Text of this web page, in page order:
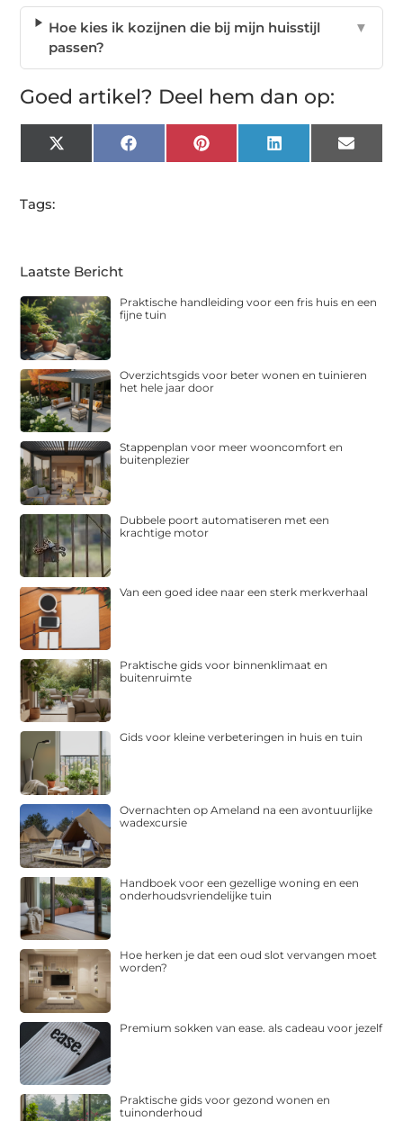
Hoe kies ik kozijnen die bij mijn huisstijl
passen?
▼
Goed artikel? Deel hem dan op:
X
(Twitter)
FacebookPinterest LinkedIn Email
Tags:
Laatste Bericht
Praktische handleiding voor een fris huis en een
fijne tuin
Overzichtsgids voor beter wonen en tuinieren
het hele jaar door
Stappenplan voor meer wooncomfort en
buitenplezier
Dubbele poort automatiseren met een
krachtige motor
Van een goed idee naar een sterk merkverhaal
Praktische gids voor binnenklimaat en
buitenruimte
Gids voor kleine verbeteringen in huis en tuin
Overnachten op Ameland na een avontuurlijke
wadexcursie
Handboek voor een gezellige woning en een
onderhoudsvriendelijke tuin
Hoe herken je dat een oud slot vervangen moet
worden?
Premium sokken van ease. als cadeau voor jezelf
Praktische gids voor gezond wonen en
tuinonderhoud